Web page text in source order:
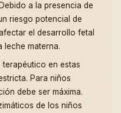
a la presencia de
riesgo potencial de
el desarrollo fetal
leche materna.
en estas
Para niños
debe ser máxima.
de los niños